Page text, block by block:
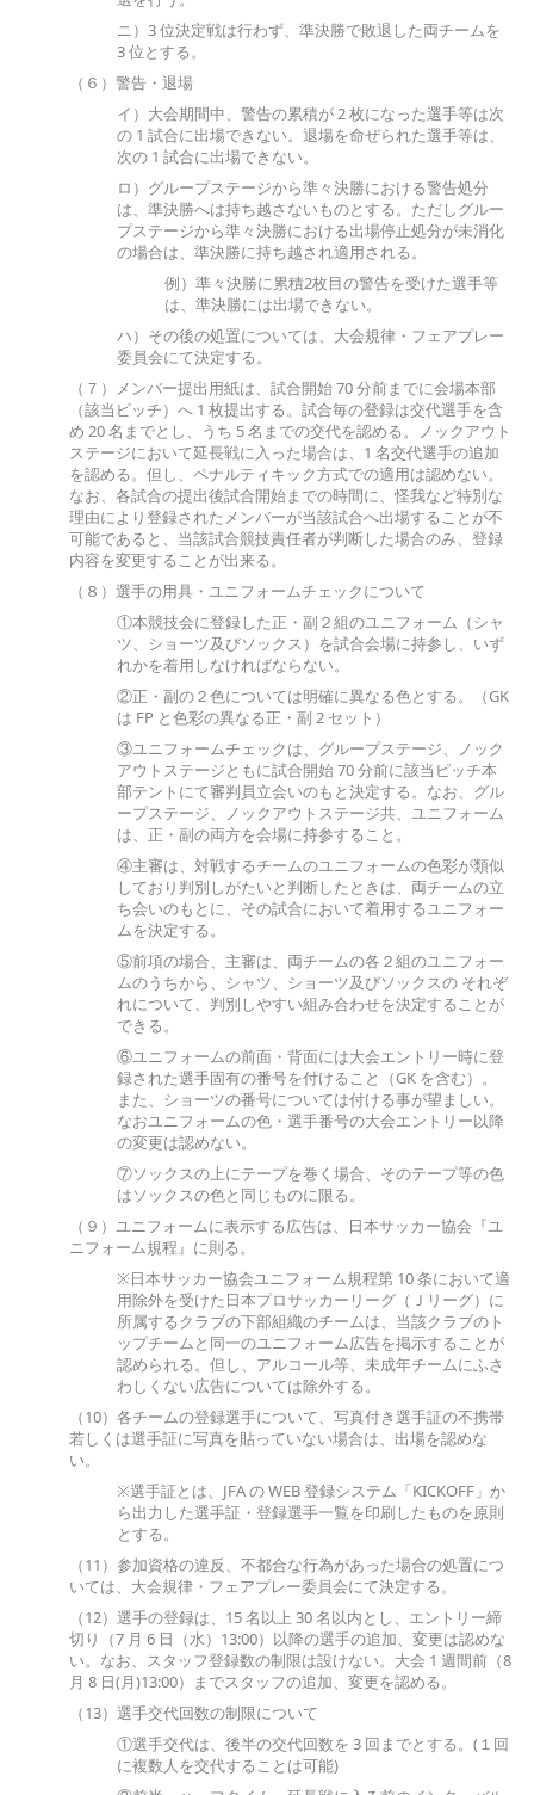
ニ）3 位決定戦は行わず、準決勝で敗退した両チームを
3 位とする。
（６）警告・退場
イ）大会期間中、警告の累積が 2 枚になった選手等は次
の 1 試合に出場できない。退場を命ぜられた選手等は、
次の 1 試合に出場できない。
ロ）グループステージから準々決勝における警告処分
は、準決勝へは持ち越さないものとする。ただしグルー
プステージから準々決勝における出場停止処分が未消化
の場合は、準決勝に持ち越され適用される。
例）準々決勝に累積2枚目の警告を受けた選手等
は、準決勝には出場できない。
ハ）その後の処置については、大会規律・フェアプレー
委員会にて決定する。
（７）メンバー提出用紙は、試合開始 70 分前までに会場本部
（該当ピッチ）へ 1 枚提出する。試合毎の登録は交代選手を含
め 20 名までとし、うち 5 名までの交代を認める。ノックアウト
ステージにおいて延長戦に入った場合は、1 名交代選手の追加
を認める。但し、ペナルティキック方式での適用は認めない。
なお、各試合の提出後試合開始までの時間に、怪我など特別な
理由により登録されたメンバーが当該試合へ出場することが不
可能であると、当該試合競技責任者が判断した場合のみ、登録
内容を変更することが出来る。
（８）選手の用具・ユニフォームチェックについて
①本競技会に登録した正・副２組のユニフォーム（シャ
ツ、ショーツ及びソックス）を試合会場に持参し、いず
れかを着用しなければならない。
②正・副の２色については明確に異なる色とする。（GK
は FP と色彩の異なる正・副 2 セット）
③ユニフォームチェックは、グループステージ、ノック
アウトステージともに試合開始 70 分前に該当ピッチ本
部テントにて審判員立会いのもと決定する。なお、グル
ープステージ、ノックアウトステージ共、ユニフォーム
は、正・副の両方を会場に持参すること。
④主審は、対戦するチームのユニフォームの色彩が類似
しており判別しがたいと判断したときは、両チームの立
ち会いのもとに、その試合において着用するユニフォー
ムを決定する。
⑤前項の場合、主審は、両チームの各２組のユニフォー
ムのうちから、シャツ、ショーツ及びソックスの それぞ
れについて、判別しやすい組み合わせを決定することが
できる。
⑥ユニフォームの前面・背面には大会エントリー時に登
録された選手固有の番号を付けること（GK を含む）。
また、ショーツの番号については付ける事が望ましい。
なおユニフォームの色・選手番号の大会エントリー以降
の変更は認めない。
⑦ソックスの上にテープを巻く場合、そのテープ等の色
はソックスの色と同じものに限る。
（９）ユニフォームに表示する広告は、日本サッカー協会『ユ
ニフォーム規程』に則る。
※日本サッカー協会ユニフォーム規程第 10 条において適
用除外を受けた日本プロサッカーリーグ（Ｊリーグ）に
所属するクラブの下部組織のチームは、当該クラブのト
ップチームと同一のユニフォーム広告を掲示することが
認められる。但し、アルコール等、未成年チームにふさ
わしくない広告については除外する。
（10）各チームの登録選手について、写真付き選手証の不携帯
若しくは選手証に写真を貼っていない場合は、出場を認めな
い。
※選手証とは、JFA の WEB 登録システム「KICKOFF」か
ら出力した選手証・登録選手一覧を印刷したものを原則
とする。
（11）参加資格の違反、不都合な行為があった場合の処置につ
いては、大会規律・フェアプレー委員会にて決定する。
（12）選手の登録は、15 名以上 30 名以内とし、エントリー締
切り（7 月 6 日（水）13:00）以降の選手の追加、変更は認めな
い。なお、スタッフ登録数の制限は設けない。大会 1 週間前（8
月 8 日(月)13:00）までスタッフの追加、変更を認める。
（13）選手交代回数の制限について
①選手交代は、後半の交代回数を 3 回までとする。(１回
に複数人を交代することは可能)